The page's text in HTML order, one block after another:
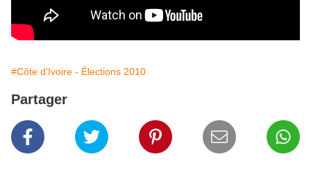
#Côte d'Ivoire - Élections 2010
Partager